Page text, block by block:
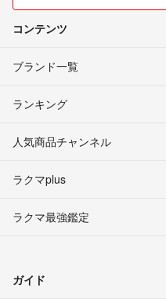
コンテンツ
ブランド一覧
ランキング
人気商品チャンネル
ラクマplus
ラクマ最強鑑定
ガイド